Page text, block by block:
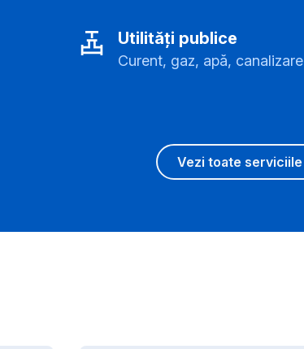
Utilități publice
Curent, gaz, apă, canalizare
Vezi toate serviciile